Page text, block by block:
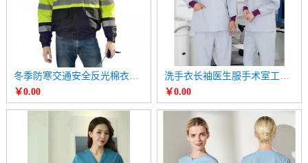
冬季防寒交通安全反光棉衣棉袄 高速公路工作服
￥0.00
洗手衣长袖医生服手术室工作服
￥0.00